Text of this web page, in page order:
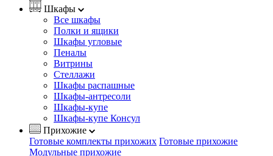
Шкафы
Все шкафы
Полки и ящики
Шкафы угловые
Пеналы
Витрины
Стеллажи
Шкафы распашные
Шкафы-антресоли
Шкафы-купе
Шкафы-купе Консул
Прихожие
Готовые комплекты прихожих Готовые прихожие
Модульные прихожие